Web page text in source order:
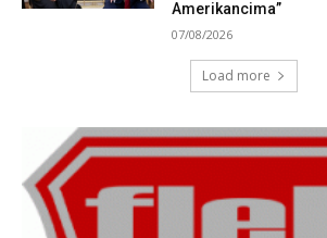
Amerikancima”
07/08/2026
Load more